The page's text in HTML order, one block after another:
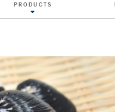
PRODUCTS